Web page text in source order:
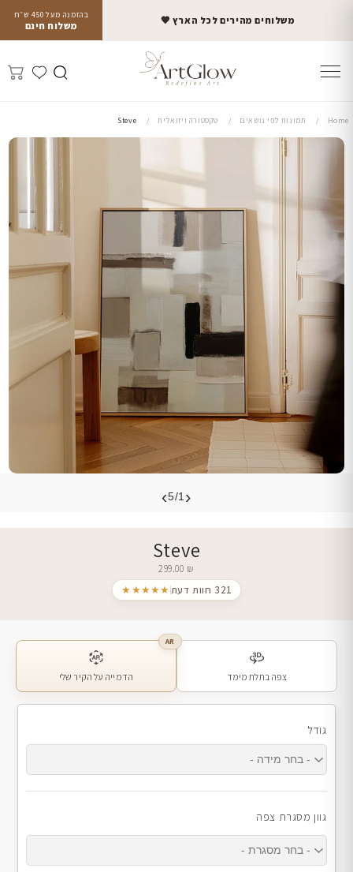
בהזמנה מעל 450 ש״ח
משלוח חינם משלוחים מהירים לכל הארץ 🤎
Home תמונות לפי נושאים טקסטורה ויזואלית Steve
‹
5/1
›
Steve
299.00 ₪
★★★★★
321 חוות דעת
צפה בתלת מימד
AR
הדמייה על הקיר שלי
גודל
גוון מסגרת צפה